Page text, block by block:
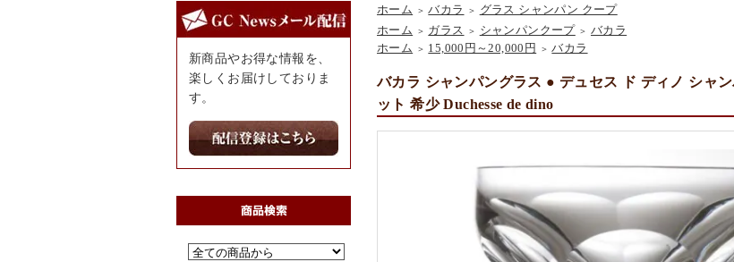
新商品やお得な情報を、
楽しくお届けしておりま
す。
ホーム ＞ バカラ ＞
グラス シャンパン クープ
ホーム
＞ ガラス ＞ シャンパンクープ ＞ バカラ
ホーム
＞ 15,000円～20,000円 ＞ バカラ
バカラ シャンパングラス ● デュセス ド ディノ シャ
ット 希少 Duchesse de dino